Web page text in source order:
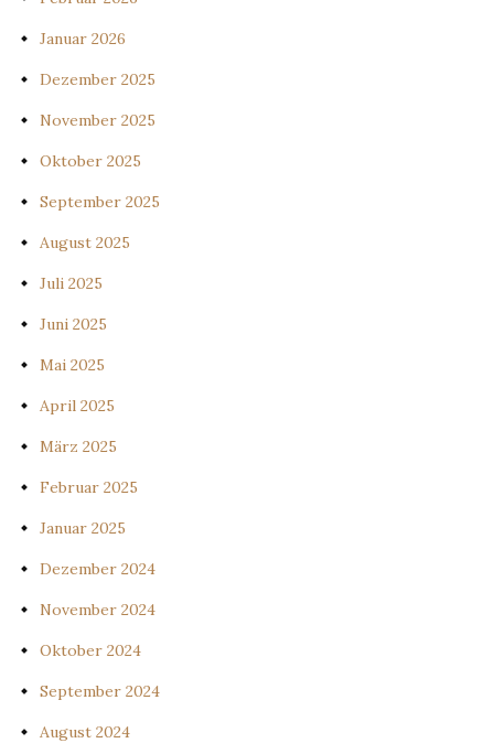
Januar 2026
Dezember 2025
November 2025
Oktober 2025
September 2025
August 2025
Juli 2025
Juni 2025
Mai 2025
April 2025
März 2025
Februar 2025
Januar 2025
Dezember 2024
November 2024
Oktober 2024
September 2024
August 2024